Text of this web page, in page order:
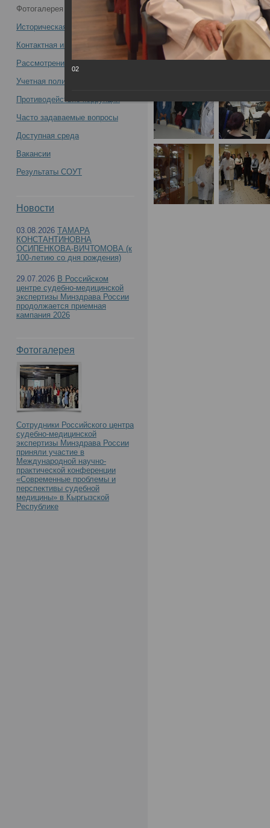
РЦСМЭ 03 апреля 2024 года -
Фотогалерея
Историческая справка
Контактная информация
Рассмотрение обращений
Учетная политика учреждения
Противодействие коррупции
Часто задаваемые вопросы
Доступная среда
Вакансии
Результаты СОУТ
Новости
03.08.2026 ТАМАРА
КОНСТАНТИНОВНА
ОСИПЕНКОВА-ВИЧТОМОВА (к
100-летию со дня рождения)
29.07.2026 В Российском
центре судебно-медицинской
экспертизы Минздрава России
продолжается приемная
кампания 2026
Фотогалерея
Сотрудники Российского центра
судебно-медицинской
экспертизы Минздрава России
приняли участие в
Международной научно-
практической конференции
«Современные проблемы и
перспективы судебной
медицины» в Кыргызской
Республике
02